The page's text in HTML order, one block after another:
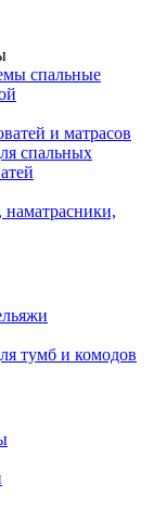
спальные
и матрасов
спальных
тумб и комодов